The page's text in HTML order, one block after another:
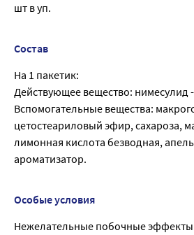
шт в уп.
Состав
На 1 пакетик:
Действующее вещество: нимесулид
Вспомогательные вещества:
цетостеариловый эфир, сахароза,
лимонная кислота безводная,
ароматизатор.
Особые условия
Нежелательные побочные эффекты